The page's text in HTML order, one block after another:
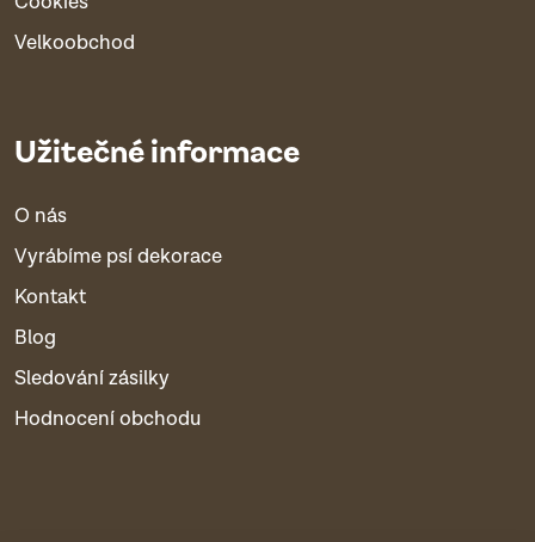
Velkoobchod
Užitečné informace
O nás
Vyrábíme psí dekorace
Kontakt
Blog
Sledování zásilky
Hodnocení obchodu